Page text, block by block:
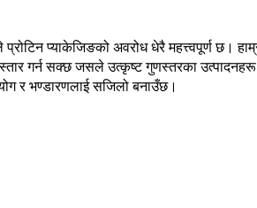
प्याकेजिङको अवरोध धेरै महत्त्वपूर्ण छ।
गर्न सक्छ जसले उत्कृष्ट गुणस्तरका
र भण्डारणलाई सजिलो बनाउँछ।